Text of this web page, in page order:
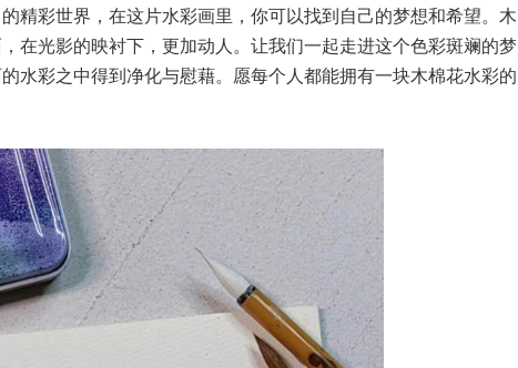
精彩世界，在这片水彩画里，你可以找到自己的梦想和希望。木
在光影的映衬下，更加动人。让我们一起走进这个色彩斑斓的梦
水彩之中得到净化与慰藉。愿每个人都能拥有一块木棉花水彩的